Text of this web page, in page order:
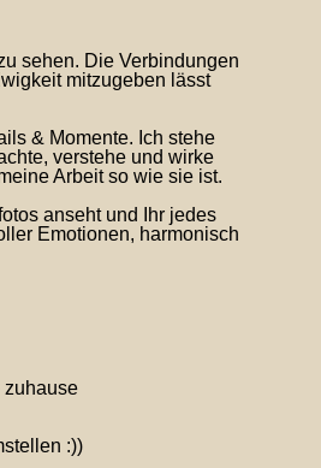
sehen. Die Verbindungen
mitzugeben lässt
& Momente. Ich stehe
verstehe und wirke
Arbeit so wie sie ist.
anseht und Ihr jedes
Emotionen, harmonisch
zuhause
:))